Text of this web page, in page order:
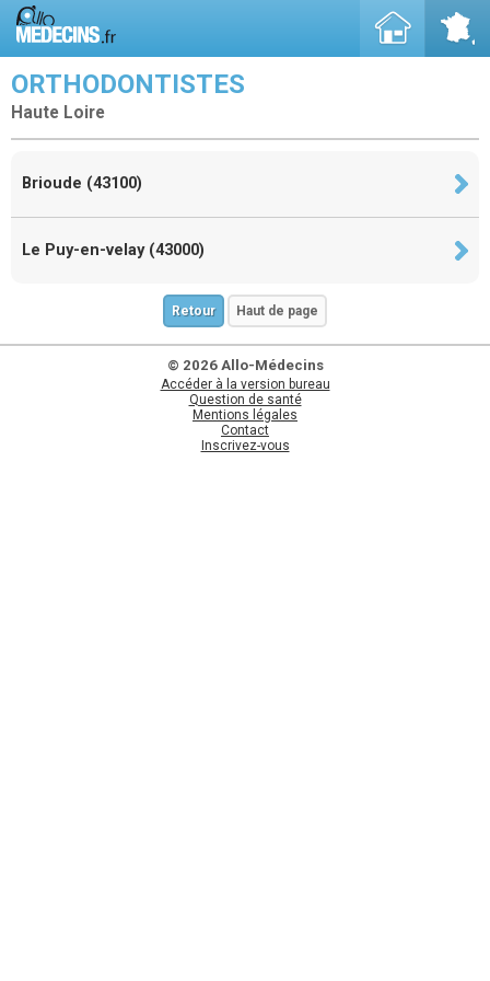
ORTHODONTISTES
Haute Loire
Brioude (43100)
Le Puy-en-velay (43000)
Retour Haut de page
© 2026 Allo-Médecins
Accéder à la version bureau
Question de santé
Mentions légales
Contact
Inscrivez-vous